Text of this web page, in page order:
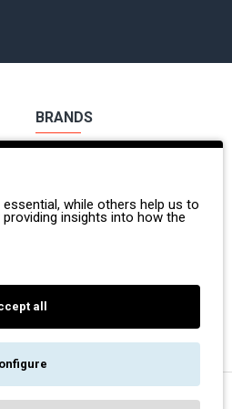
BRANDS
Coverguard
while others help us to
insights into how the
all